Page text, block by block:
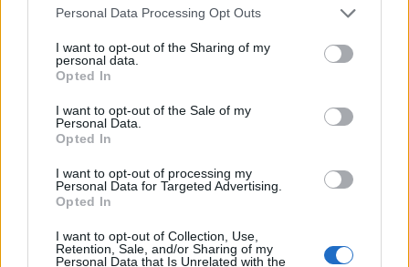
Please note that this website/app uses one or more Google
not limited to your visit or usage behaviour. You may click to
grant or deny consent to Google and its third-party tags to
use your data for below specified purposes in below Google
consent section.
Personal Data Processing Opt Outs
I want to opt-out of the Sharing of my
personal data.
Opted In
I want to opt-out of the Sale of my
Personal Data.
Opted In
I want to opt-out of processing my
Personal Data for Targeted Advertising.
Opted In
I want to opt-out of Collection, Use,
Retention, Sale, and/or Sharing of my
Personal Data that Is Unrelated with the
Montholon ugyanolyan papírt, tintát és tollat
használt, mint Napóleon, és több helyen is
kézjegyével látta el a másolatot.
Napóleon egyébiránt nem tévedett az
angolokkal kapcsolatban, a britek ugyan
megőrizték a korzikai végrendeletét, de csak
évtizedek múltán adták át a franciáknak. A
végrendelet eredetije manapság a párizsi
nemzeti levéltárban látható.
Forrás:MTI